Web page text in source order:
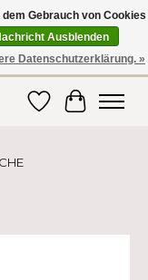
Büro, Papier,
bequem nach
Wunschzettel
Ihr
Gebrauch von Cookies
Ausblenden
Datenschutzerklärung. »